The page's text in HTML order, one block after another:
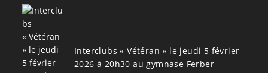
Interclubs « Vétéran » le jeudi 5 février
2026 à 20h30 au gymnase Ferber